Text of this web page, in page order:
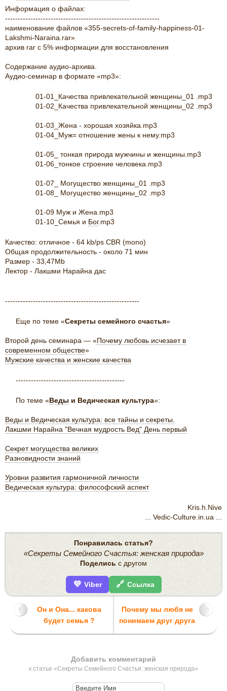
Информация о файлах:
-------------------------------------------------------------
наименование файлов «355-secrets-of-family-happiness-01-
Lakshmi-Naraina.rar»
архив rar c 5% информации для восстановления
Содержание аудио-архива.
Аудио-семинар в формате «mp3»:
01-01_Качества привлекательной женщины_01 .mp3
01-02_Качества привлекательной женщины_02 .mp3
01-03_Жена - хорошая хозяйка.mp3
01-04_Муж= отношение жены к нему.mp3
01-05_ тонкая природа мужчины и женщины.mp3
01-06_тонкое строение человека.mp3
01-07_ Могущество женщины_01 .mp3
01-08_ Могущество женщины_02 .mp3
01-09 Муж и Жена.mp3
01-10_Семья и Бог.mp3
Качество: отличное - 64 kb/ps CBR (mono)
Общая продолжительность - около 71 мин
Размер - 33,47Mb
Лектор - Лакшми Нарайна дас
-----------------------------------------------------
Еще по теме «Секреты семейного счастья»
Второй день семинара — «Почему любовь исчезает в
современном обществе»
Мужские качества и женские качества
-------------------------------------------
По теме «Веды и Ведическая культура»:
Веды и Ведическая культура: все тайны и секреты.
Лакшми Нарайна "Вечная мудрость Вед" День первый
Секрет могущества великих
Разновидности знаний
Уровни развития гармоничной личности
Ведическая культура: философский аспект
Kris.h.Nive
... Vedic-Culture.in.ua ...
Понравилась статья?
«Секреты Семейного Счастья: женская природа»
Поделись с другом
💜 Viber 🔗 Ссылка
Он и Она... какова
будет семья ?
Почему мы любя не
понимаем друг друга
Добавить комментарий
к статье «Секреты Семейного Счастья: женская природа»